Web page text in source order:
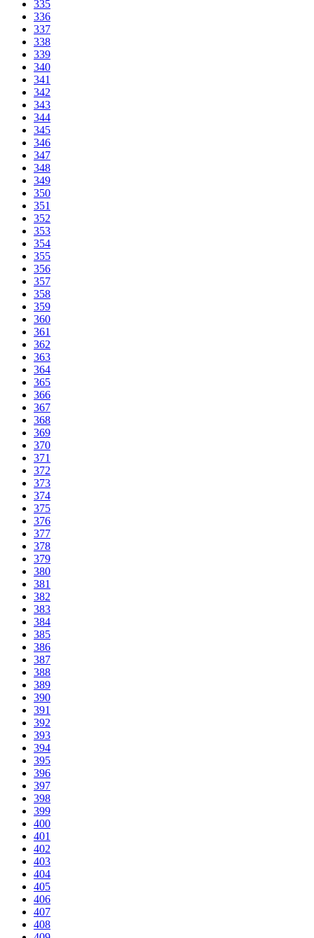
335
336
337
338
339
340
341
342
343
344
345
346
347
348
349
350
351
352
353
354
355
356
357
358
359
360
361
362
363
364
365
366
367
368
369
370
371
372
373
374
375
376
377
378
379
380
381
382
383
384
385
386
387
388
389
390
391
392
393
394
395
396
397
398
399
400
401
402
403
404
405
406
407
408